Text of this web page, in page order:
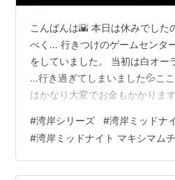
こんばんは🌇 本日は休みでした
べく… 行きつけのゲームセンタ
をしていました。 当初は白オ
…行き過ぎてしまいました💦こ
はかなり大変でお金もかかりま
#湾岸シリーズ #湾岸ミッドナ
#湾岸ミッドナイト マキシマム